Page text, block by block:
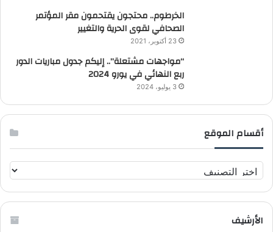
الخرطوم.. محتجون يقتحمون مقر المؤتمر
الصحافي لقوى الحرية والتغيير
23 أكتوبر، 2021
“مواجهات مشتعلة”.. إليكم جدول مباريات الدور
ربع النهائي في يورو 2024
3 يوليو، 2024
أقسام الموقع
ق
س
م
الأرشيف